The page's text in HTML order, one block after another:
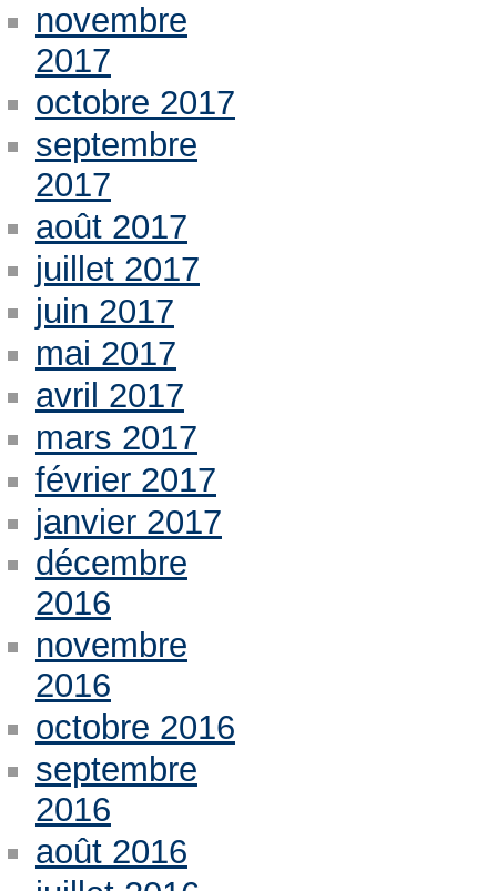
novembre
2017
octobre 2017
septembre
2017
août 2017
juillet 2017
juin 2017
mai 2017
avril 2017
mars 2017
février 2017
janvier 2017
décembre
2016
novembre
2016
octobre 2016
septembre
2016
août 2016